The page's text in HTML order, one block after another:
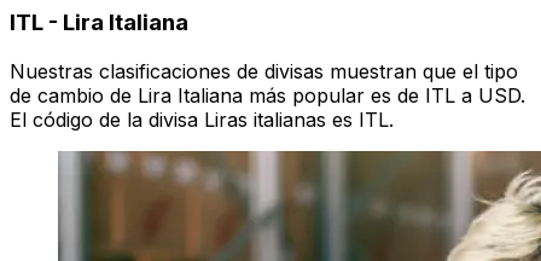
ITL - Lira Italiana
Nuestras clasificaciones de divisas muestran que el tipo
de cambio de Lira Italiana más popular es de ITL a USD.
El código de la divisa Liras italianas es ITL.